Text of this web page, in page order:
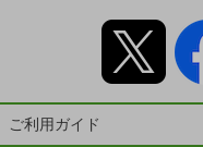
ご利用ガイド